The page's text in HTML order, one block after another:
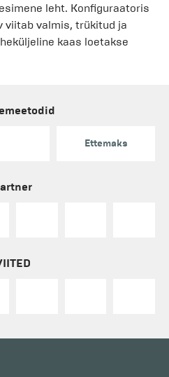
leht. Konfiguraatoris
viitab valmis, trükitud ja
kaas loetakse
Ettemaks